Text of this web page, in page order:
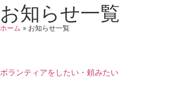
お知らせ一覧
ホーム » お知らせ一覧
ボランティアをしたい・頼みたい